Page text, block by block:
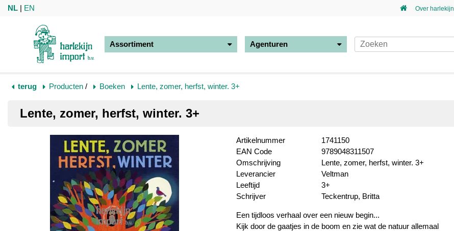
NL | EN Over harlekijn
Assortiment Agenturen
terug Producten / Boeken Lente, zomer, herfst, winter. 3+
Lente, zomer, herfst, winter. 3+
Artikelnummer
1741150
EAN Code
9789048311507
Omschrijving
Lente, zomer, herfst, winter. 3+
Leverancier
Veltman
Leeftijd
3+
Schrijver
Teckentrup, Britta
Een tijdloos verhaal over een nieuw begin...
Kijk door de gaatjes in de boom en zie wat de natuur allemaal